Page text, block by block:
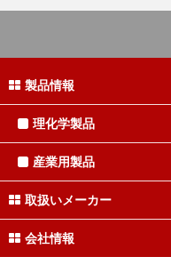
製品情報
理化学製品
産業用製品
取扱いメーカー
会社情報